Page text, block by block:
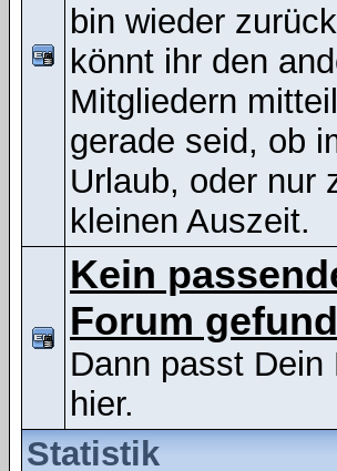
bin wieder
könnt ihr den
Mitgliedern
gerade seid, ob
Urlaub, oder nur
kleinen Auszeit.
Kein
Forum
Dann passt Dein
hier.
Statistik